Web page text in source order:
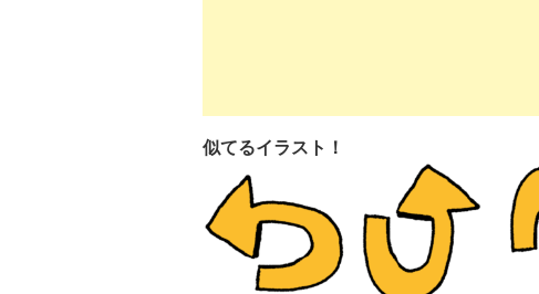
似てるイラスト！